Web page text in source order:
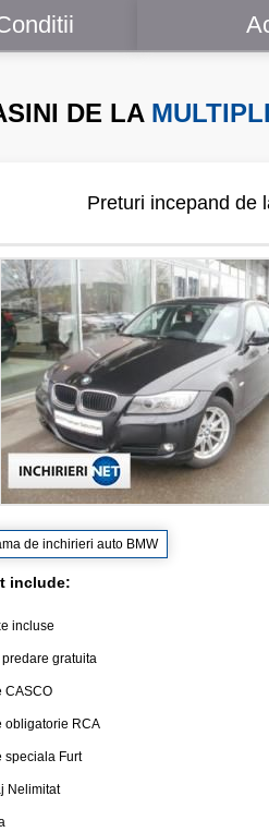
DE LA MULTIPLI
Preturi incepand de
de inchirieri auto BMW
include:
incluse
predare gratuita
CASCO
obligatorie RCA
speciala Furt
Nelimitat